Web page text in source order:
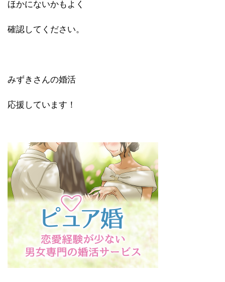
ほかにないかもよく
確認してください。
みずきさんの婚活
応援しています！